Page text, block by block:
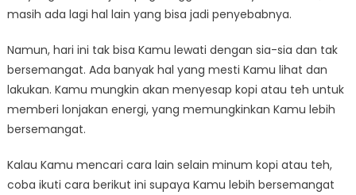
masih ada lagi hal lain yang bisa jadi penyebabnya.
Namun, hari ini tak bisa Kamu lewati dengan sia-sia dan tak
bersemangat. Ada banyak hal yang mesti Kamu lihat dan
lakukan. Kamu mungkin akan menyesap kopi atau teh untuk
memberi lonjakan energi, yang memungkinkan Kamu lebih
bersemangat.
Kalau Kamu mencari cara lain selain minum kopi atau teh,
coba ikuti cara berikut ini supaya Kamu lebih bersemangat